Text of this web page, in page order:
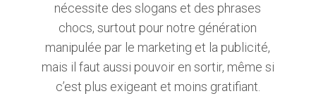
nécessite des slogans et des phrases
chocs, surtout pour notre génération
manipulée par le marketing et la publicité,
mais il faut aussi pouvoir en sortir, même si
c’est plus exigeant et moins gratifiant.